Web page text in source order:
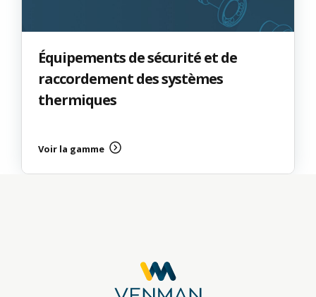
Équipements de sécurité et de
raccordement des systèmes
thermiques
Voir la gamme